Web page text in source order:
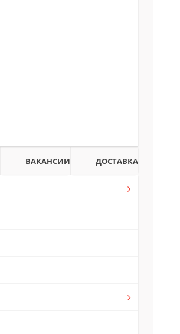
ВАКАНСИИ ДОСТАВКА